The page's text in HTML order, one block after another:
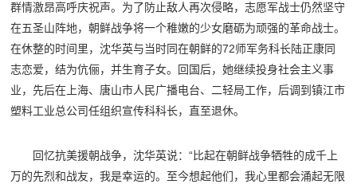
群情激昂高呼庆祝声。为了防止敌人再次侵略，志愿军战士仍然坚守
在五圣山阵地，朝鲜战争将一个稚嫩的少女磨砺为顽强的革命战士。
在休整的时间里，沈华英与当时同在朝鲜的72师军务科长陆正康同
志恋爱，结为伉俪，并生育子女。回国后，她继续投身社会主义事
业，先后在上海、唐山市人民广播电台、二轻局工作，后调到镇江市
塑料工业总公司任组织宣传科科长，直至退休。
回忆抗美援朝战争，沈华英说：“比起在朝鲜战争牺牲的成千上
万的先烈和战友，我是幸运的。至今想起他们，我心里都会涌起无限